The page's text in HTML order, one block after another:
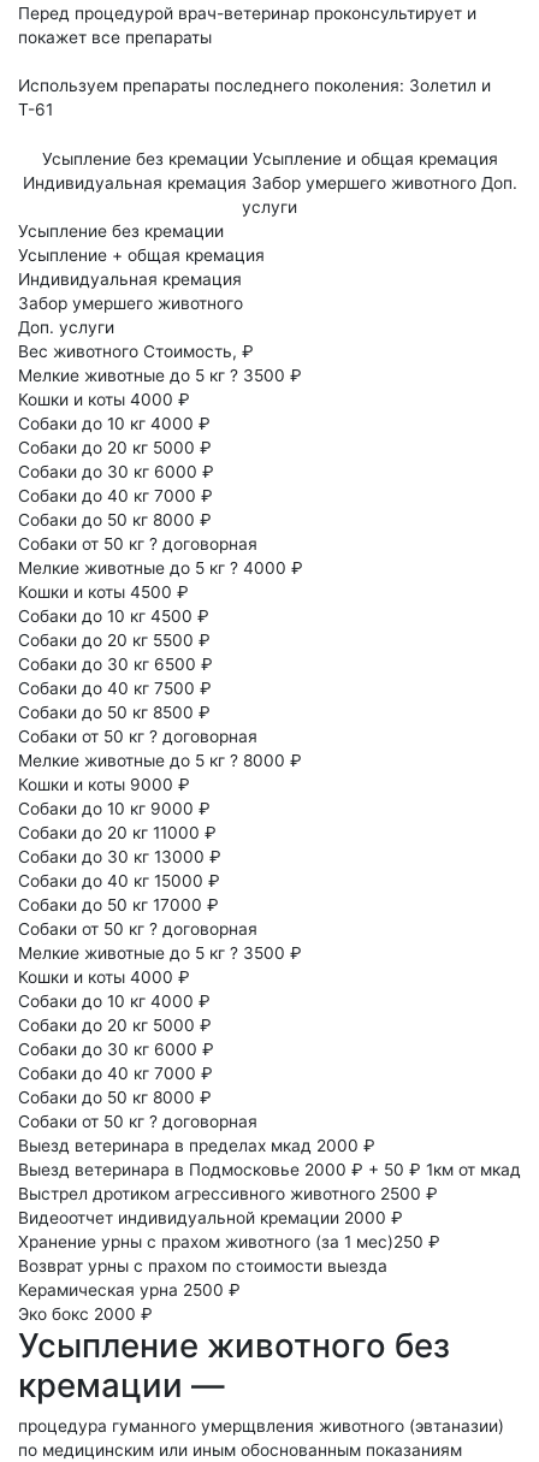
Перед процедурой врач-ветеринар проконсультирует и
покажет все препараты
Используем препараты последнего поколения: Золетил и
Т-61
Усыпление без кремации Усыпление и общая кремация
Индивидуальная кремация Забор умершего животного Доп.
услуги
Усыпление без кремации
Усыпление + общая кремация
Индивидуальная кремация
Забор умершего животного
Доп. услуги
Вес животного Стоимость, ₽
Мелкие животные до 5 кг ? 3500 ₽
Кошки и коты 4000 ₽
Собаки до 10 кг 4000 ₽
Собаки до 20 кг 5000 ₽
Собаки до 30 кг 6000 ₽
Собаки до 40 кг 7000 ₽
Собаки до 50 кг 8000 ₽
Собаки от 50 кг ? договорная
Мелкие животные до 5 кг ? 4000 ₽
Кошки и коты 4500 ₽
Собаки до 10 кг 4500 ₽
Собаки до 20 кг 5500 ₽
Собаки до 30 кг 6500 ₽
Собаки до 40 кг 7500 ₽
Собаки до 50 кг 8500 ₽
Собаки от 50 кг ? договорная
Мелкие животные до 5 кг ? 8000 ₽
Кошки и коты 9000 ₽
Собаки до 10 кг 9000 ₽
Собаки до 20 кг 11000 ₽
Собаки до 30 кг 13000 ₽
Собаки до 40 кг 15000 ₽
Собаки до 50 кг 17000 ₽
Собаки от 50 кг ? договорная
Мелкие животные до 5 кг ? 3500 ₽
Кошки и коты 4000 ₽
Собаки до 10 кг 4000 ₽
Собаки до 20 кг 5000 ₽
Собаки до 30 кг 6000 ₽
Собаки до 40 кг 7000 ₽
Собаки до 50 кг 8000 ₽
Собаки от 50 кг ? договорная
Выезд ветеринара в пределах мкад 2000 ₽
Выезд ветеринара в Подмосковье 2000 ₽ + 50 ₽ 1км от мкад
Выстрел дротиком агрессивного животного 2500 ₽
Видеоотчет индивидуальной кремации 2000 ₽
Хранение урны с прахом животного (за 1 мес)250 ₽
Возврат урны с прахом по стоимости выезда
Керамическая урна 2500 ₽
Эко бокс 2000 ₽
Усыпление животного без
кремации —
процедура гуманного умерщвления животного (эвтаназии)
по медицинским или иным обоснованным показаниям